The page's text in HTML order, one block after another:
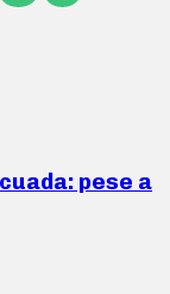
pese a